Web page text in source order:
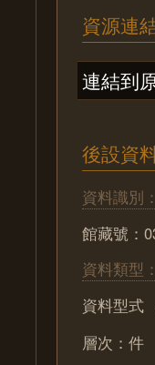
資源連
連結到
後設資
資料識別：
館藏號：
資料類型：
資料型式
層次：件